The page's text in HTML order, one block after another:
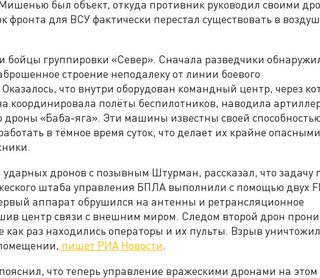
был объект, откуда противник руководил своими
фронта для ВСУ фактически перестал существовать в
бойцы группировки «Север». Сначала разведчики
строение неподалеку от линии боевого
что внутри оборудован командный центр, через
координировала полёты беспилотников, наводила
дроны «Баба-яга». Эти машины известны своей
в тёмное время суток, что делает их крайне
дронов с позывным Штурман, рассказал, что задачу
штаба управления БПЛА выполнили с помощью двух
аппарат обрушился на антенны и ретрансляционное
центр связи с внешним миром. Следом второй дрон
как раз находились операторы и их пульты. Взрыв
пишет РИА Новости.
что теперь управление вражескими дронами на этом